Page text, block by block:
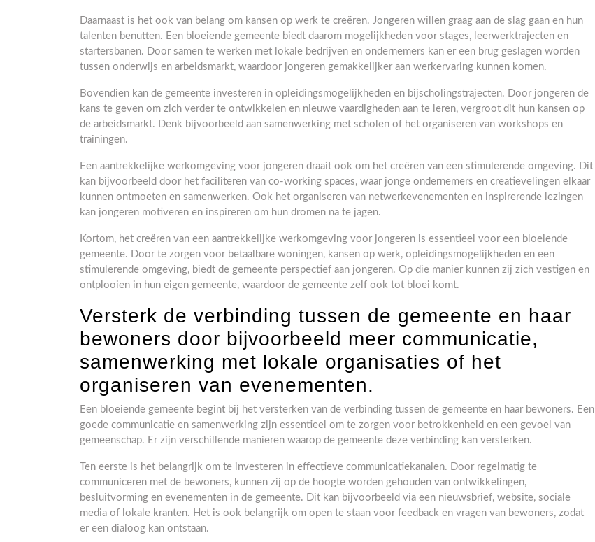
Daarnaast is het ook van belang om kansen op werk te creëren. Jongeren willen graag aan de slag gaan en hun
talenten benutten. Een bloeiende gemeente biedt daarom mogelijkheden voor stages, leerwerktrajecten en
startersbanen. Door samen te werken met lokale bedrijven en ondernemers kan er een brug geslagen worden
tussen onderwijs en arbeidsmarkt, waardoor jongeren gemakkelijker aan werkervaring kunnen komen.
Bovendien kan de gemeente investeren in opleidingsmogelijkheden en bijscholingstrajecten. Door jongeren de
kans te geven om zich verder te ontwikkelen en nieuwe vaardigheden aan te leren, vergroot dit hun kansen op
de arbeidsmarkt. Denk bijvoorbeeld aan samenwerking met scholen of het organiseren van workshops en
trainingen.
Een aantrekkelijke werkomgeving voor jongeren draait ook om het creëren van een stimulerende omgeving. Dit
kan bijvoorbeeld door het faciliteren van co-working spaces, waar jonge ondernemers en creatievelingen elkaar
kunnen ontmoeten en samenwerken. Ook het organiseren van netwerkevenementen en inspirerende lezingen
kan jongeren motiveren en inspireren om hun dromen na te jagen.
Kortom, het creëren van een aantrekkelijke werkomgeving voor jongeren is essentieel voor een bloeiende
gemeente. Door te zorgen voor betaalbare woningen, kansen op werk, opleidingsmogelijkheden en een
stimulerende omgeving, biedt de gemeente perspectief aan jongeren. Op die manier kunnen zij zich vestigen en
ontplooien in hun eigen gemeente, waardoor de gemeente zelf ook tot bloei komt.
Versterk de verbinding tussen de gemeente en haar
bewoners door bijvoorbeeld meer communicatie,
samenwerking met lokale organisaties of het
organiseren van evenementen.
Een bloeiende gemeente begint bij het versterken van de verbinding tussen de gemeente en haar bewoners. Een
goede communicatie en samenwerking zijn essentieel om te zorgen voor betrokkenheid en een gevoel van
gemeenschap. Er zijn verschillende manieren waarop de gemeente deze verbinding kan versterken.
Ten eerste is het belangrijk om te investeren in effectieve communicatiekanalen. Door regelmatig te
communiceren met de bewoners, kunnen zij op de hoogte worden gehouden van ontwikkelingen,
besluitvorming en evenementen in de gemeente. Dit kan bijvoorbeeld via een nieuwsbrief, website, sociale
media of lokale kranten. Het is ook belangrijk om open te staan voor feedback en vragen van bewoners, zodat
er een dialoog kan ontstaan.